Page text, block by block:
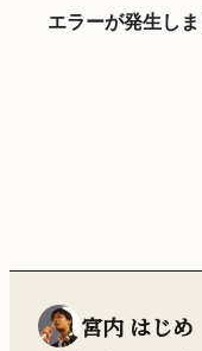
宮内 はじめ